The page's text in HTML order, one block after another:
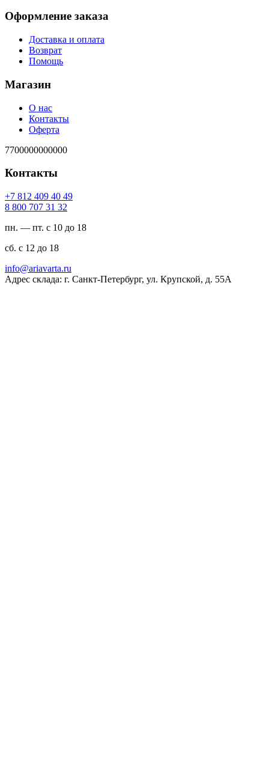
Оформление заказа
Доставка и оплата
Возврат
Помощь
Магазин
О нас
Контакты
Оферта
7700000000000
Контакты
94 04 904 218 7+
23 13 707 008 8
пн. — пт. с 10 до 18
сб. с 12 до 18
ur.atravaira@ofni
Адрес склада: г. Санкт-Петербург, ул. Крупской, д. 55А